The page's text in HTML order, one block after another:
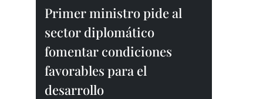
Primer ministro pide al
sector diplomático
fomentar condiciones
favorables para el
desarrollo